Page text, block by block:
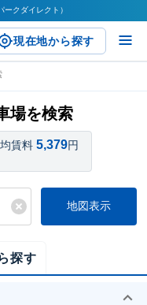
クダイレクト）
現在地から探す
場を検索
賃料 5,379円
地図表示
探す